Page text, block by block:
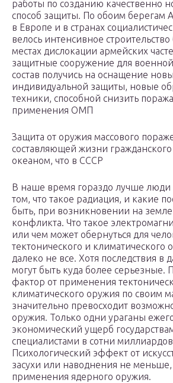
работы по созданию качественно
способ защиты. По обоим берегам
в Европе и в странах
велось интенсивное
местах дислокации армейских
защитные сооружение для
состав получись на оснащение
индивидуальной защиты, новые
техники, способной снизить
применения ОМП
Защита от оружия массового
составляющей жизни гражданского
океаном, что в СССР
В наше время гораздо лучше люди
том, что такое радиация, и какие
быть, при возникновении на
конфликта. Что такое
или чем может обернуться для
тектонического и
далеко не все. Хотя последствия в
могут быть куда более
фактор от применения
климатического оружия по своим
значительно превосходит
оружия. Только одни ураганы
экономический ущерб
специалистами в сотни
Психологический эффект от
засухи или наводнения не
применения ядерного оружия.